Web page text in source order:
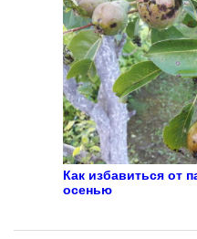
Как избавиться от
осенью